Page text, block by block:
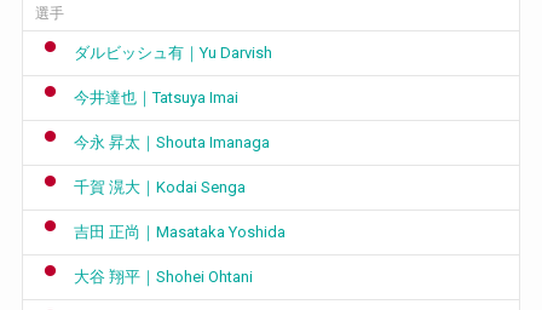
選手
ダルビッシュ有｜Yu Darvish
今井達也｜Tatsuya Imai
今永 昇太｜Shouta Imanaga
千賀 滉大｜Kodai Senga
吉田 正尚｜Masataka Yoshida
大谷 翔平｜Shohei Ohtani